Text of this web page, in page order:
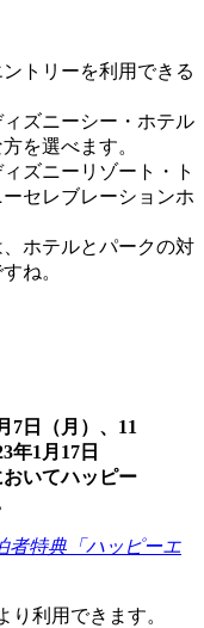
トリーを利用できる
ズニーシー・ホテル
を選べます。
ズニーリゾート・ト
セレブレーションホ
ホテルとパークの対
ね。
7日（月）、11
年1月17日
おいてハッピー
者特典「ハッピーエ
り利用できます。